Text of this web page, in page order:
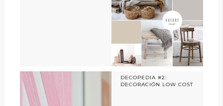
DECOPEDIA #2:
DECORACIÓN LOW COST